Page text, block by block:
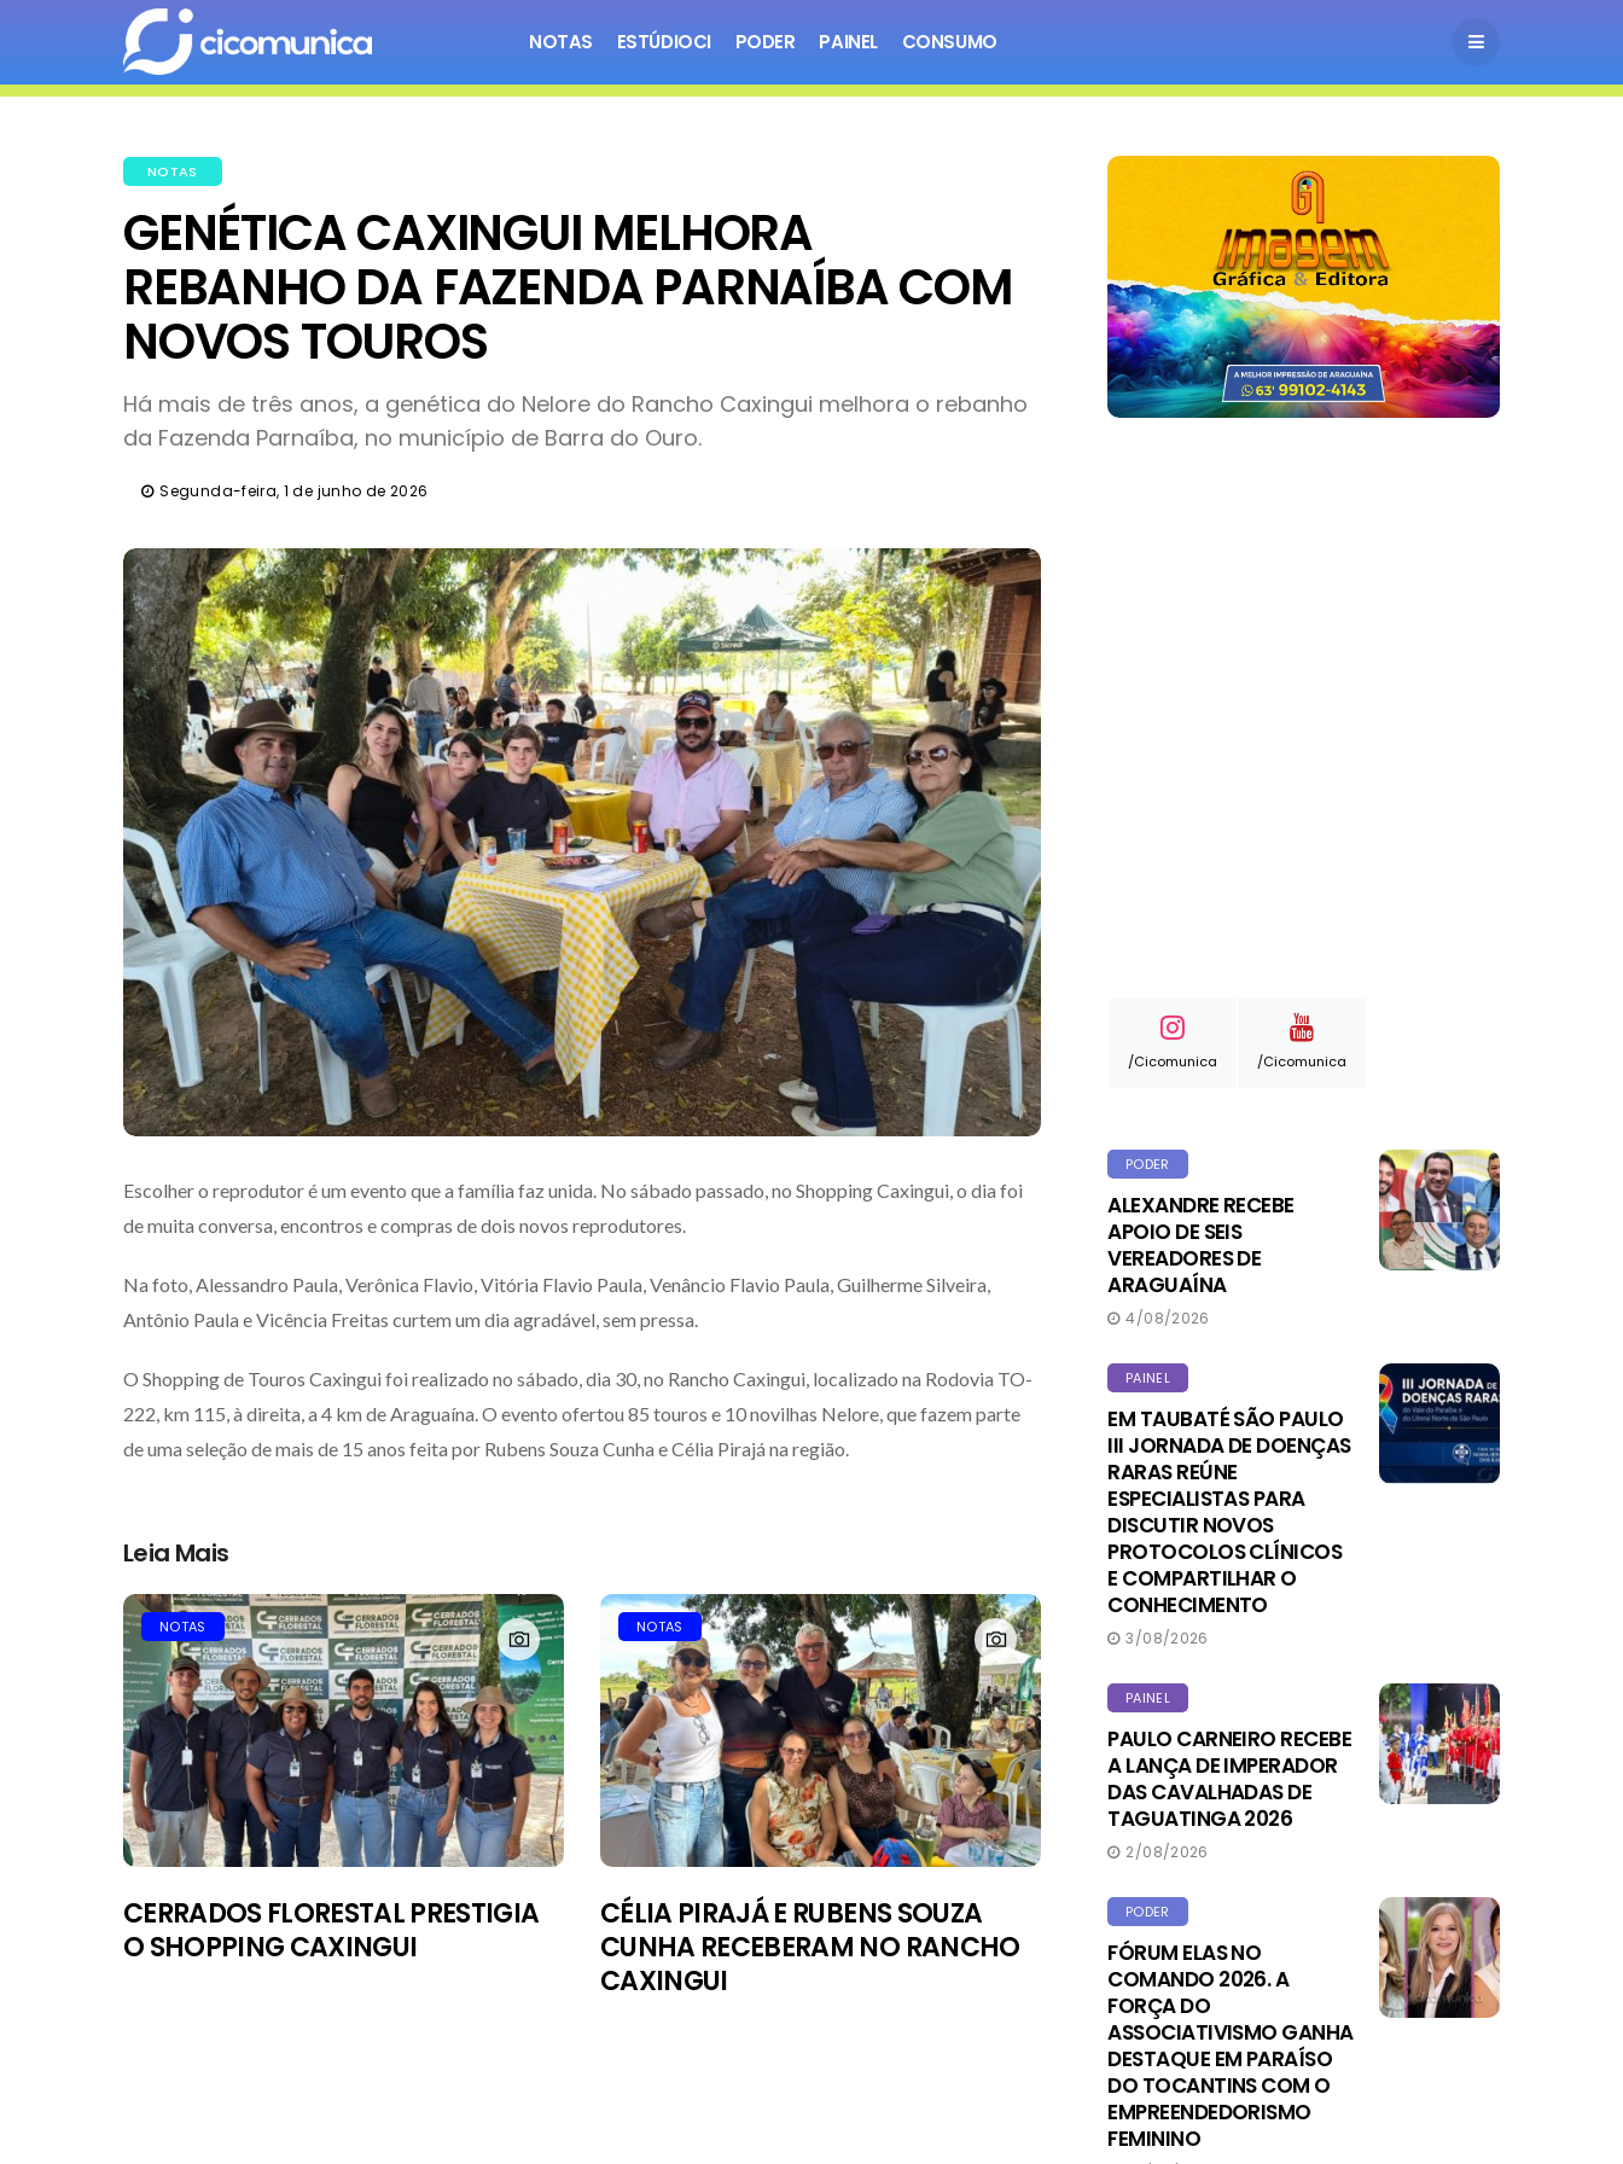
NOTAS ESTÚDIOCI PODER PAINEL CONSUMO
NOTAS
GENÉTICA CAXINGUI MELHORA
REBANHO DA FAZENDA PARNAÍBA COM
NOVOS TOUROS
Há mais de três anos, a genética do Nelore do Rancho Caxingui melhora o rebanho
da Fazenda Parnaíba, no município de Barra do Ouro.
Segunda-feira, 1 de junho de 2026
Escolher o reprodutor é um evento que a família faz unida. No sábado passado, no Shopping Caxingui, o dia foi
de muita conversa, encontros e compras de dois novos reprodutores.
Na foto, Alessandro Paula, Verônica Flavio, Vitória Flavio Paula, Venâncio Flavio Paula, Guilherme Silveira,
Antônio Paula e Vicência Freitas curtem um dia agradável, sem pressa.
O Shopping de Touros Caxingui foi realizado no sábado, dia 30, no Rancho Caxingui, localizado na Rodovia TO-
222, km 115, à direita, a 4 km de Araguaína. O evento ofertou 85 touros e 10 novilhas Nelore, que fazem parte
de uma seleção de mais de 15 anos feita por Rubens Souza Cunha e Célia Pirajá na região.
Leia Mais
NOTAS
CERRADOS FLORESTAL PRESTIGIA
O SHOPPING CAXINGUI
NOTAS
CÉLIA PIRAJÁ E RUBENS SOUZA
CUNHA RECEBERAM NO RANCHO
CAXINGUI
/cicomunica /cicomunica
PODER
ALEXANDRE RECEBE
APOIO DE SEIS
VEREADORES DE
ARAGUAÍNA
4/08/2026
PAINEL
EM TAUBATÉ SÃO PAULO
III JORNADA DE DOENÇAS
RARAS REÚNE
ESPECIALISTAS PARA
DISCUTIR NOVOS
PROTOCOLOS CLÍNICOS
E COMPARTILHAR O
CONHECIMENTO
3/08/2026
PAINEL
PAULO CARNEIRO RECEBE
A LANÇA DE IMPERADOR
DAS CAVALHADAS DE
TAGUATINGA 2026
2/08/2026
PODER
FÓRUM ELAS NO
COMANDO 2026. A
FORÇA DO
ASSOCIATIVISMO GANHA
DESTAQUE EM PARAÍSO
DO TOCANTINS COM O
EMPREENDEDORISMO
FEMININO